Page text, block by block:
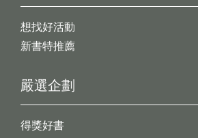
想找好活動
新書特推薦
嚴選企劃
得獎好書